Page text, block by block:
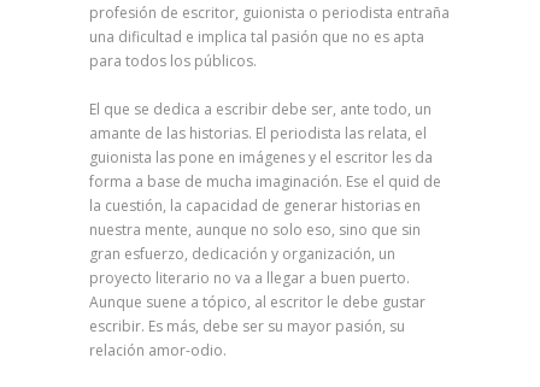
profesión de escritor, guionista o periodista entraña
una dificultad e implica tal pasión que no es apta
para todos los públicos.
El que se dedica a escribir debe ser, ante todo, un
amante de las historias. El periodista las relata, el
guionista las pone en imágenes y el escritor les da
forma a base de mucha imaginación. Ese el quid de
la cuestión, la capacidad de generar historias en
nuestra mente, aunque no solo eso, sino que sin
gran esfuerzo, dedicación y organización, un
proyecto literario no va a llegar a buen puerto.
Aunque suene a tópico, al escritor le debe gustar
escribir. Es más, debe ser su mayor pasión, su
relación amor-odio.